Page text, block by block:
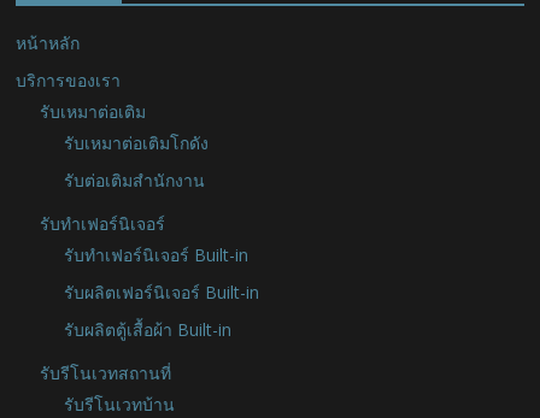
หน้าหลัก
บริการของเรา
รับเหมาต่อเติม
รับเหมาต่อเติมโกดัง
รับต่อเติมสำนักงาน
รับทำเฟอร์นิเจอร์
รับทำเฟอร์นิเจอร์ Built-in
รับผลิตเฟอร์นิเจอร์ Built-in
รับผลิตตู้เสื้อผ้า Built-in
รับรีโนเวทสถานที่
รับรีโนเวทบ้าน